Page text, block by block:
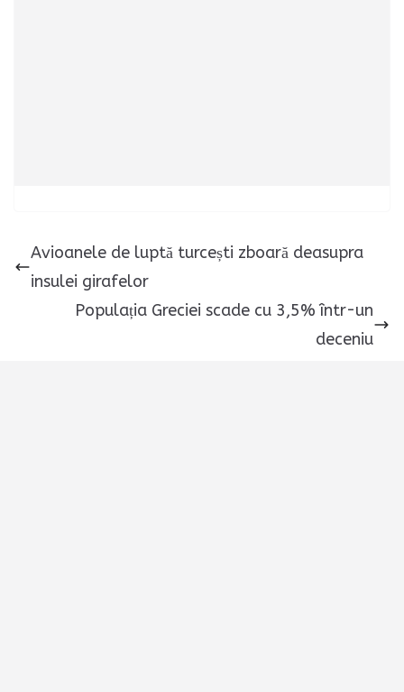
Avioanele de luptă turcești zboară deasupra
insulei girafelor
Populația Greciei scade cu 3,5% într-un
deceniu